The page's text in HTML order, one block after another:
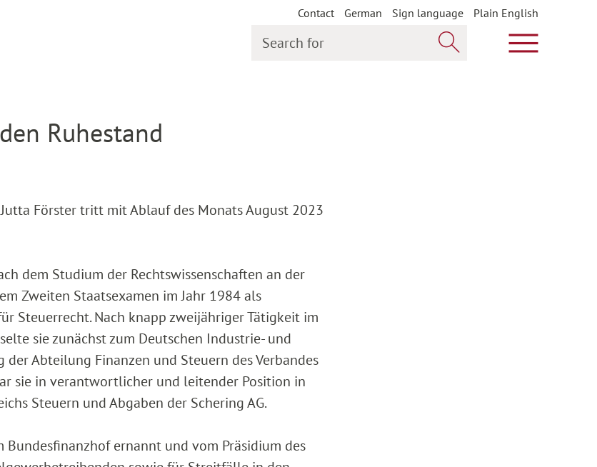
Contact German Sign language
Plain English
Show main
Ruhestand
Förster tritt mit Ablauf des Monats August 2023
dem Studium der Rechtswissenschaften an der
Zweiten Staatsexamen im Jahr 1984 als
Steuerrecht. Nach knapp zweijähriger Tätigkeit im
sie zunächst zum Deutschen Industrie- und
Abteilung Finanzen und Steuern des Verbandes
sie in verantwortlicher und leitender Position in
Steuern und Abgaben der Schering AG.
Bundesfinanzhof ernannt und vom Präsidium des